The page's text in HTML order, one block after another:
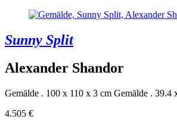
Sunny Split
Alexander Shandor
Gemälde . 100 x 110 x 3 cm Gemälde . 39.4
4.505 €